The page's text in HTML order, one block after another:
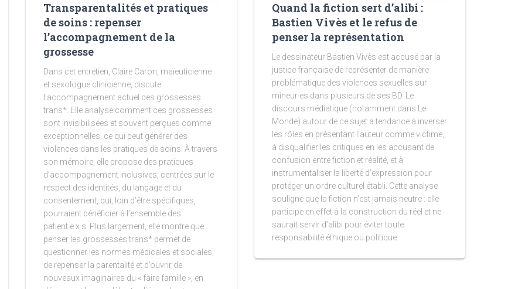
Transparentalités et pratiques
de soins : repenser
l’accompagnement de la
grossesse
Dans cet entretien, Claire Caron, maïeuticienne
et sexologue clinicienne, discute
l'accompagnement actuel des grossesses
trans*. Elle analyse comment ces grossesses
sont invisibilisées et souvent perçues comme
exceptionnelles, ce qui peut générer des
violences dans les pratiques de soins. À travers
son mémoire, elle propose des pratiques
d’accompagnement inclusives, centrées sur le
respect des identités, du langage et du
consentement, qui, loin d’être spécifiques,
pourraient bénéficier à l’ensemble des
patient·e·x·s. Plus largement, elle montre que
penser les grossesses trans* permet de
questionner les normes médicales et sociales,
de repenser la parentalité et d’ouvrir de
nouveaux imaginaires du « faire famille », en
Quand la fiction sert d’alibi :
Bastien Vivès et le refus de
penser la représentation
Le dessinateur Bastien Vivès est accusé par la
justice française de représenter de manière
problématique des violences sexuelles sur
mineur·es dans plusieurs de ses BD. Le
discours médiatique (notamment dans Le
Monde) autour de ce sujet a tendance à inverser
les rôles en présentant l’auteur comme victime,
à disqualifier les critiques en les accusant de
confusion entre fiction et réalité, et à
instrumentaliser la liberté d’expression pour
protéger un ordre culturel établi. Cette analyse
souligne que la fiction n’est jamais neutre : elle
participe en effet à la construction du réel et ne
saurait servir d’alibi pour éviter toute
responsabilité éthique ou politique.